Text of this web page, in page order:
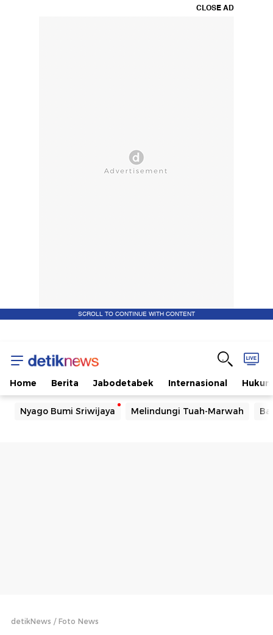
CLOSE AD
SCROLL TO CONTINUE WITH CONTENT
Home Berita Jabodetabek Internasional Hukum
Nyago Bumi Sriwijaya Melindungi Tuah-Marwah
detikNews Foto News